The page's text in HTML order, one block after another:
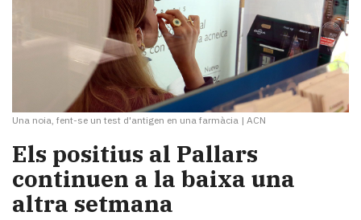
Una noia, fent-se un test d'antigen en una farmàcia | ACN
Els positius al Pallars
continuen a la baixa una
altra setmana